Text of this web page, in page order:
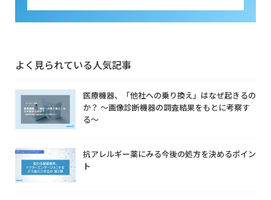
よく見られている人気記事
医療機器、「他社への乗り換え」はなぜ起きるの
か？ ～画像診断機器の調査結果をもとに考察す
る～
抗アレルギー薬にみる今後の処方を決めるポイン
ト